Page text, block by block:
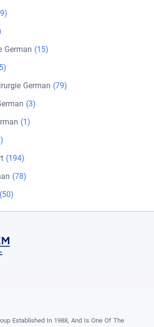
German (15)
German (79)
(3)
(1)
(194)
(78)
(50)
Established In 1988, And Is One Of The